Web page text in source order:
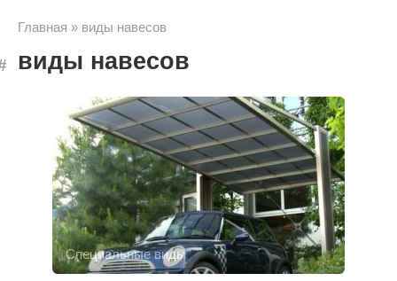
Главная » виды навесов
виды навесов
Специальные виды